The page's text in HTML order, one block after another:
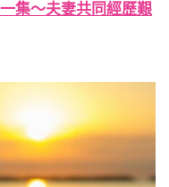
集～夫妻共同經歷艱